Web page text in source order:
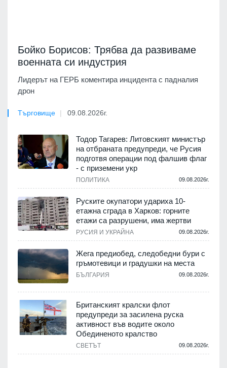
Бойко Борисов: Трябва да развиваме
военната си индустрия
Лидерът на ГЕРБ коментира инцидента с падналия
дрон
Търговище 09.08.2026г.
Тодор Тагарев: Литовският министър
на отбраната предупреди, че Русия
подготвя операции под фалшив флаг
- с приземени укр
ПОЛИТИКА 09.08.2026г.
Руските окупатори удариха 10-
етажна сграда в Харков: горните
етажи са разрушени, има жертви
РУСИЯ И УКРАЙНА 09.08.2026г.
Жега предиобед, следобедни бури с
гръмотевици и градушки на места
БЪЛГАРИЯ 09.08.2026г.
Британският кралски флот
предупреди за засилена руска
активност във водите около
Обединеното кралство
СВЕТЪТ 09.08.2026г.